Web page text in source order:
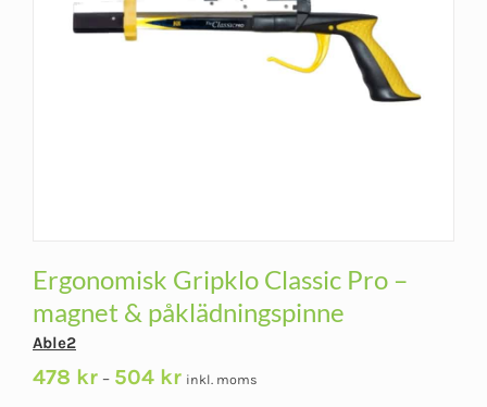
Ergonomisk Gripklo Classic Pro –
magnet & påklädningspinne
Able2
478 kr – 504 krPrisintervall:
inkl. moms